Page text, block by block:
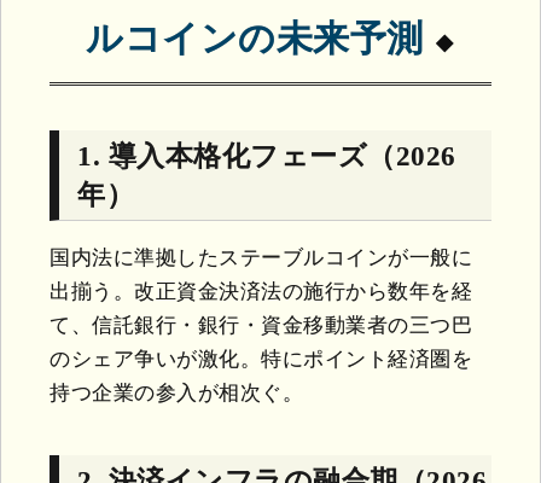
ルコインの未来予測
1. 導入本格化フェーズ（2026
年）
国内法に準拠したステーブルコインが一般に
出揃う。改正資金決済法の施行から数年を経
て、信託銀行・銀行・資金移動業者の三つ巴
のシェア争いが激化。特にポイント経済圏を
持つ企業の参入が相次ぐ。